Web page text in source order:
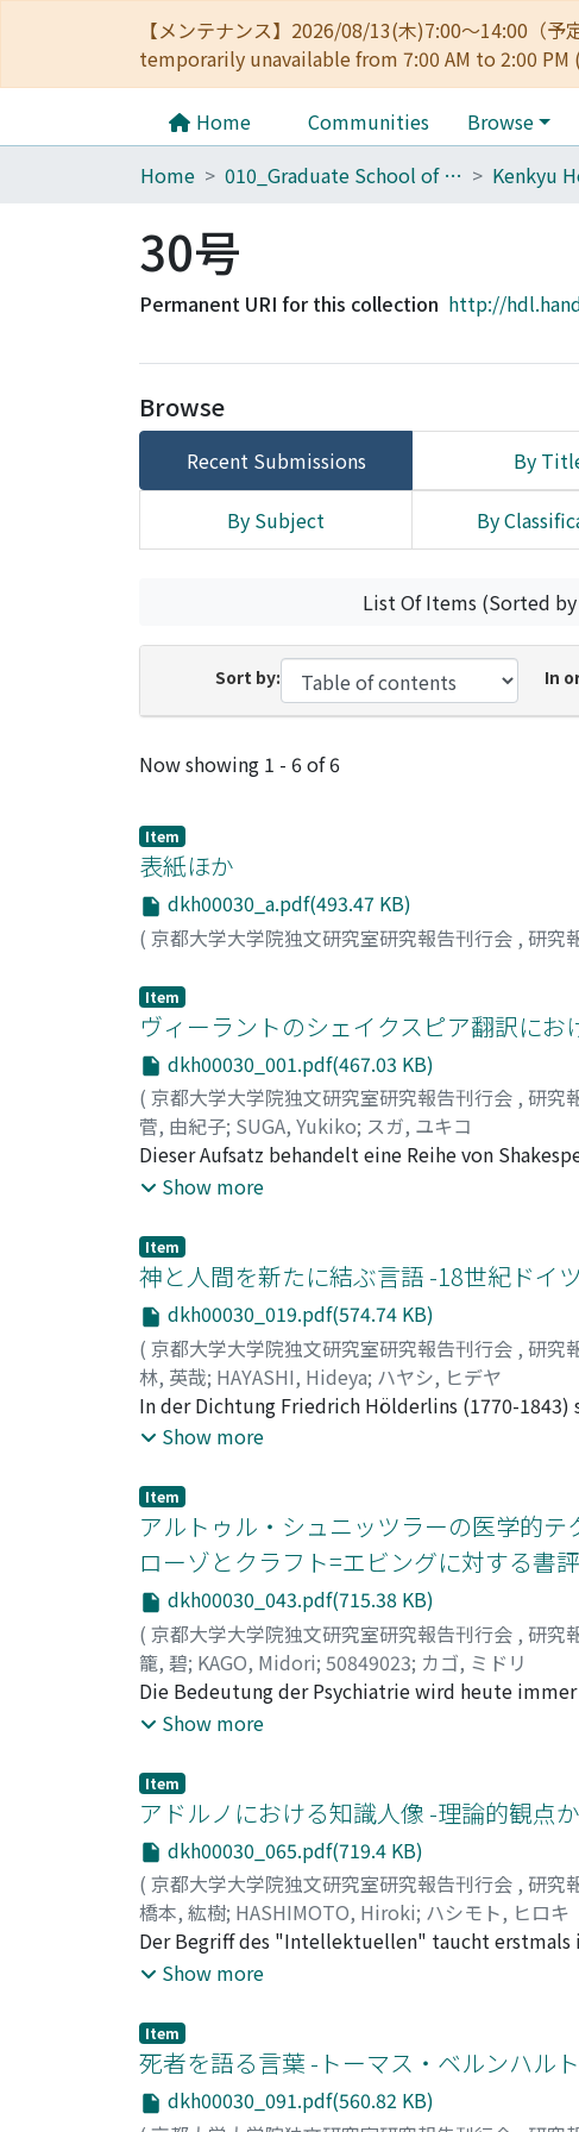
【メンテナンス】2026/08/13(木)7:00～14:00（
temporarily unavailable from 7:00 AM to 2:00
Home Communities Browse
Home
010_Graduate School of Letters
30号
Permanent URI for this collection http://
Browse
Recent Submissions By
By Subject By
List Of Items (Sorted
Sort by: In
Recent Submissions
Now showing 1 - 6 of 6
Item
表紙ほか
dkh00030_a.pdf(493.47 KB)
( 京都大学大学院独文研究室研究報告刊行会 , 研究
Item
ヴィーラントのシェイクスピア翻訳に
dkh00030_001.pdf(467.03 KB)
( 京都大学大学院独文研究室研究報告刊行会 , 研究
菅, 由紀子; SUGA, Yukiko; スガ, ユキコ
Dieser Aufsatz behandelt eine Reihe von
Shakespeare wurde seit der ersten Hälfte des
Intellektuellen, sondern auch einem breiteren
enthalten viele Auslassungen von Wörtern,
bisherigen Forschung zufolge darin begründet,
klassizistischen Normen angleichen, oder sie
also in die Texte ein, um sie zu verbessern.
häufig als Entstellung Shakespeares negativ
nicht respektierte. Eine genauere Untersuchung
unübersetzbar hielt. Da er durch seine
griff also in die Texte ein, gerade weil er das
seine Übersetzungsprinzipien behandelt.
dramatischen Regeln des 18. Jahrhunderts und
beharrt er darauf, sie so zu übersetzen, wie sie
auf seine Auslassung von Textstellen erörtert.
Deutsche übersetzbar sind, wobei er zugleich
Show more
Item
神と人間を新たに結ぶ言語 -18世紀ドイ
dkh00030_019.pdf(574.74 KB)
( 京都大学大学院独文研究室研究報告刊行会 , 研究
林, 英哉; HAYASHI, Hideya; ハヤシ, ヒデヤ
In der Dichtung Friedrich Hölderlins (1770-
ihnen eine groBe Ambiguität eigen. Christliche
Christus-Bild erreichen konnte. Tatsächlich aber
anderen wechselt, sondern er sich an beiden
man ihn von der Beziehung zwischen Gott und
heiligem Stral entzündet,
Show more
Item
アルトゥル・シュニッツラーの医学的
ローゾとクラフト=エビングに対する書
dkh00030_043.pdf(715.38 KB)
( 京都大学大学院独文研究室研究報告刊行会 , 研究
籠, 碧; KAGO, Midori; 50849023; カゴ, ミドリ
Die Bedeutung der Psychiatrie wird heute immer
verschiedenen Diagnosen im DSM (Diagnostic
selbständige medizinische Disziplin zu
Psychiatrie seit dem 19. Jh., an Beispielen von
"Degenerationstheorie" von Morel hat zur
angeblich "positivistische" Belege dafür
zweite Kapitel beschäftigt sich mit der Frage,
hat. Er studierte gegen Ende des 19. Jhs. an der
Fachpublikationen. Seine Rezension von
psychischer Erkrankungen. Die bisherige
kritisiert, die in die Krankheit fliehen und sich
Erkrankungen nur deswegen abgelehnt, weil er
verliere. Aber Groß-Elixmann wirft solchen
medizinischen Schriften mangele. Der
Show more
Item
アドルノにおける知識人像 -理論的観点
dkh00030_065.pdf(719.4 KB)
( 京都大学大学院独文研究室研究報告刊行会 , 研究
橋本, 紘樹; HASHIMOTO, Hiroki; ハシモト, ヒロキ
Der Begriff des "Intellektuellen" taucht erstmals
Schriftsteller, die wie z.B. Émile Zola auf Seiten
Bild des Intellektuellen von Zola bis Sartre kann
"universellen Wertes" in die Öffentlichkeit
Zweifel an dem universellen Wert zum
Foucault anzusehen ist, die "fachliche
Show more
Item
死者を語る言葉 -トーマス・ベルンハル
dkh00030_091.pdf(560.82 KB)